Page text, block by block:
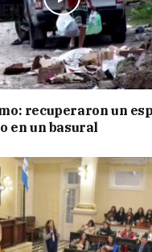
recuperaron un
en un basural